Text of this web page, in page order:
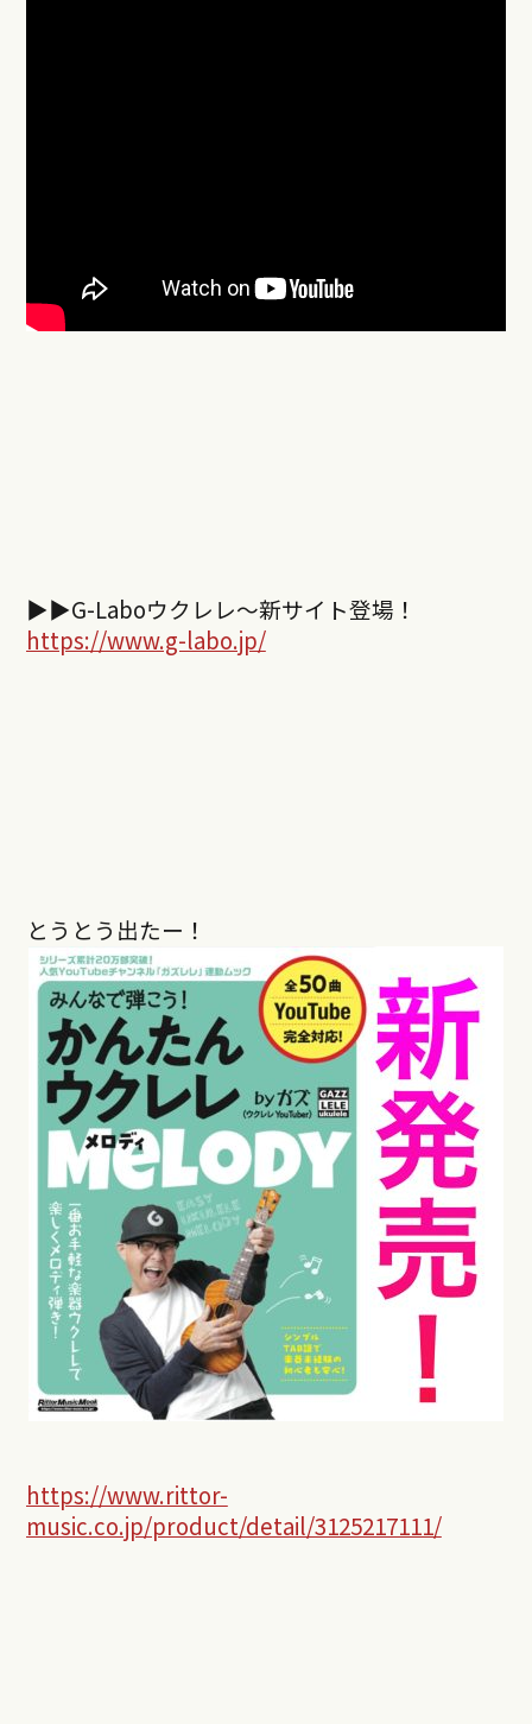
▶︎▶︎G-Laboウクレレ～新サイト登場！
https://www.g-labo.jp/
とうとう出たー！
https://www.rittor-
music.co.jp/product/detail/3125217111/